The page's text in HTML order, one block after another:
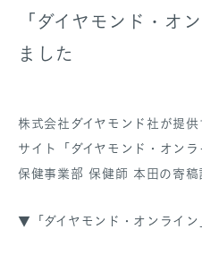
ウェルビーイング
医療人材
RECRUIT
「ダイヤモンド・オ
ました
株式会社ダイヤモンド社が提
サイト「ダイヤモンド・オン
保健事業部 保健師 本田の寄稿
▼「ダイヤモンド・オンライン